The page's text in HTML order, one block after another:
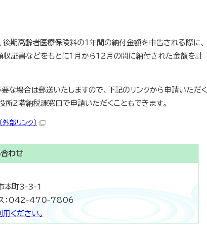
後期高齢者医療保険料の1年間の納付金額を申告される際に、
収証書などをもとに1月から12月の間に納付された金額を計
な場合は郵送いたしますので、下記のリンクから申請いただく
所2階納税課窓口で申請いただくこともできます。
外部リンク）
わせ
本町3-3-1
：042-470-7806
ください。